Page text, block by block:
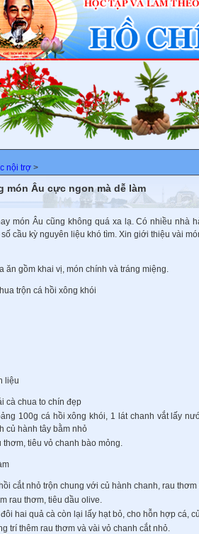
nội trợ >
món Âu cực ngon mà dễ làm
món Âu cũng không quá xa lạ. Có nhiều nhà
cầu kỳ nguyên liệu khó tìm. Xin giới thiệu vài
ăn gồm khai vị, món chính và tráng miệng.
trộn cá hồi xông khói
liệu
cà chua to chín đẹp
100g cá hồi xông khói, 1 lát chanh vắt lấy
củ hành tây bằm nhỏ
thơm, tiêu vỏ chanh bào mỏng.
cắt nhỏ trộn chung với củ hành chanh, rau
rau thơm, tiêu dầu olive.
hai quả cà còn lại lấy hạt bỏ, cho hỗn hợp cá,
trí thêm rau thơm và vài vỏ chanh cắt nhỏ.